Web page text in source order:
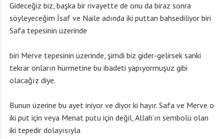
Gideceğiz biz, başka bir rivayette de onu da biraz sonra
söyleyeceğim İsaf ve Naile adında iki puttan bahsediliyor biri
Safa tepesinin üzerinde
biri Merve tepesinin üzerinde, şimdi biz gider-gelirsek sanki
tekrar onların hürmetine bu ibadeti yapıyormuşuz gibi
olacağız diye.
Bunun üzerine bu ayet iniyor ve diyor ki hayır. Safa ve Merve o
iki put için veya Menat putu için değil, Allah’ın sembolü olan
iki tepedir dolayısıyla